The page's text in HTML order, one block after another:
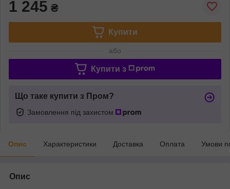
1 245 ₴
Купити
або
Купити з
Що таке купити з Пром?
Замовлення під захистом
Опис Характеристики Доставка Оплата Умови
Опис